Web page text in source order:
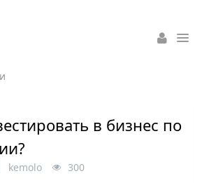
в бизнес по
kemolo 300